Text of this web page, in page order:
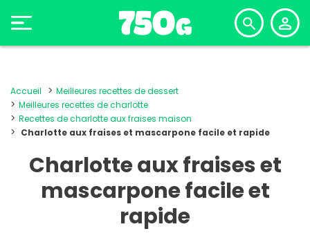
Accueil
Meilleures recettes de dessert
Meilleures recettes de charlotte
Recettes de charlotte aux fraises maison
Charlotte aux fraises et mascarpone facile et rapide
Charlotte aux fraises et
mascarpone facile et
rapide